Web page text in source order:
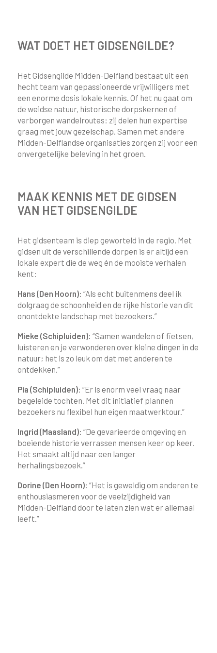
WAT DOET HET GIDSENGILDE?
Het Gidsengilde Midden-Delfland bestaat uit een
hecht team van gepassioneerde vrijwilligers met
een enorme dosis lokale kennis. Of het nu gaat om
de weidse natuur, historische dorpskernen of
verborgen wandelroutes: zij delen hun expertise
graag met jouw gezelschap. Samen met andere
Midden-Delflandse organisaties zorgen zij voor een
onvergetelijke beleving in het groen.
MAAK KENNIS MET DE GIDSEN
VAN HET GIDSENGILDE
Het gidsenteam is diep geworteld in de regio. Met
gidsen uit de verschillende dorpen is er altijd een
lokale expert die de weg én de mooiste verhalen
kent:
Hans (Den Hoorn): “Als echt buitenmens deel ik
dolgraag de schoonheid en de rijke historie van dit
onontdekte landschap met bezoekers.”
Mieke (Schipluiden): “Samen wandelen of fietsen,
luisteren en je verwonderen over kleine dingen in de
natuur; het is zo leuk om dat met anderen te
ontdekken.”
Pia (Schipluiden): “Er is enorm veel vraag naar
begeleide tochten. Met dit initiatief plannen
bezoekers nu flexibel hun eigen maatwerktour.”
Ingrid (Maasland): “De gevarieerde omgeving en
boeiende historie verrassen mensen keer op keer.
Het smaakt altijd naar een langer
herhalingsbezoek.”
Dorine (Den Hoorn): “Het is geweldig om anderen te
enthousiasmeren voor de veelzijdigheid van
Midden-Delfland door te laten zien wat er allemaal
leeft.”